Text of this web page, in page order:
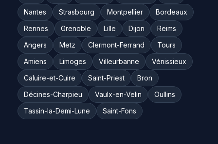
Nantes
Strasbourg Montpellier
Bordeaux
Rennes
Grenoble Lille Dijon
Reims
Angers
Metz Clermont-Ferrand
Tours
Amiens
Limoges Villeurbanne
Vénissieux
Caluire-et-Cuire
Saint-Priest
Bron
Décines-Charpieu
Vaulx-en-Velin
Oullins
Tassin-la-Demi-Lune
Saint-Fons